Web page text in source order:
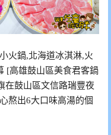
火鍋,北海道冰淇淋,火
[高雄鼓山區美食君客鍋
在鼓山區文信路瑞豐夜
熬出6大口味高湯的個